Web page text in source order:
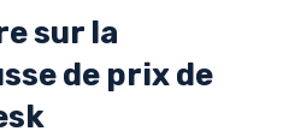
sur la
de prix de